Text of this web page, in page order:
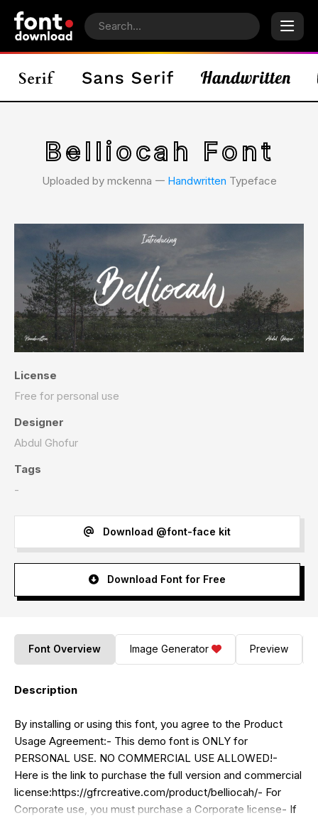
Belliocah Font
Uploaded by mckenna 𑁋 Handwritten Typeface
License
Free for personal use
Designer
Abdul Ghofur
Tags
-
Download @font-face kit
Download Font for Free
Font Overview Image Generator Preview
Description
By installing or using this font, you agree to the Product
Usage Agreement:- This demo font is ONLY for
PERSONAL USE. NO COMMERCIAL USE ALLOWED!-
Here is the link to purchase the full version and commercial
license:https://gfrcreative.com/product/belliocah/- For
Corporate use, you must purchase a Corporate license- If